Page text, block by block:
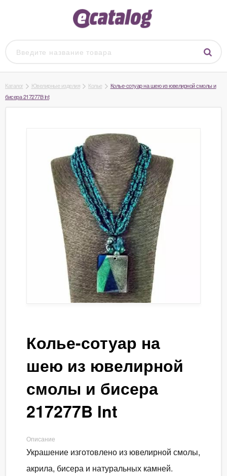
Каталог Ювелирные изделия Колье
Колье-сотуар на шею из ювелирной смолы и
бисера 217277B lnt
Колье-сотуар на
шею из ювелирной
смолы и бисера
217277B lnt
Описание
Украшение изготовлено из ювелирной смолы,
акрила, бисера и натуральных камней.